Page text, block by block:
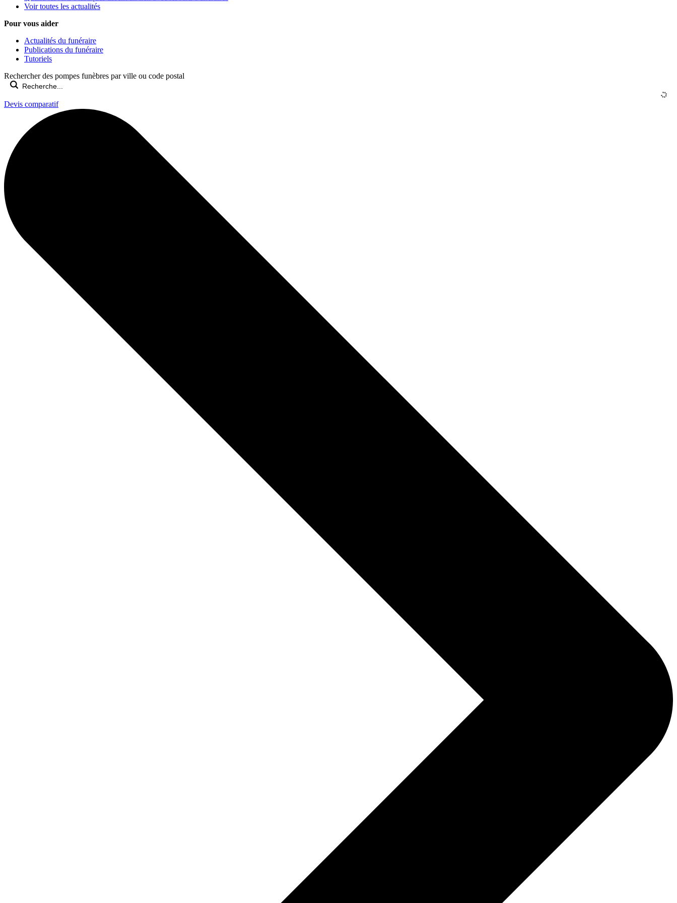
Voir toutes les actualités
Pour vous aider
Actualités du funéraire
Publications du funéraire
Tutoriels
Rechercher des pompes funèbres par ville ou code postal
Devis comparatif